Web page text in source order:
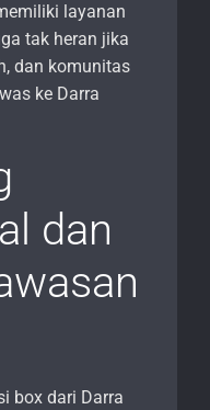
layanan
tak heran jika
dan komunitas
ke Darra
dan
box dari Darra